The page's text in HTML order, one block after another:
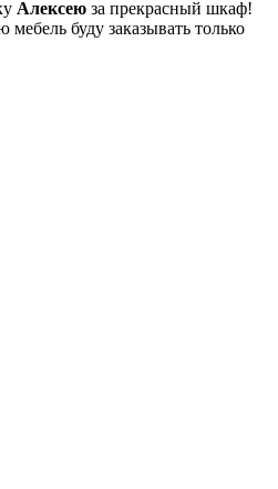
Алексею за прекрасный шкаф!
буду заказывать только